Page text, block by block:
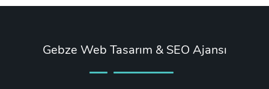
Gebze Web Tasarım & SEO Ajansı